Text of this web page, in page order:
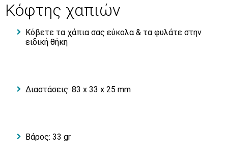
Κόφτης χαπιών
Κόβετε τα χάπια σας εύκολα & τα φυλάτε στην
ειδική θήκη
Διαστάσεις: 83 x 33 x 25 mm
Βάρος: 33 gr